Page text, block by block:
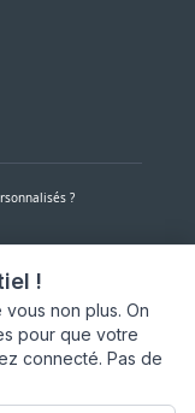
!
non plus. On
pour que votre
connecté. Pas de
?
de 7h30 à 16h